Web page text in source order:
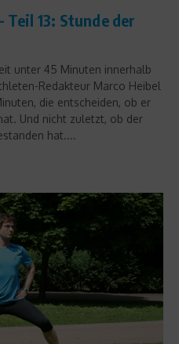
13: Stunde der
unter 45 Minuten innerhalb
Redakteur Marco Heibel
die entscheiden, ob er
Und nicht zuletzt, ob der
hat....